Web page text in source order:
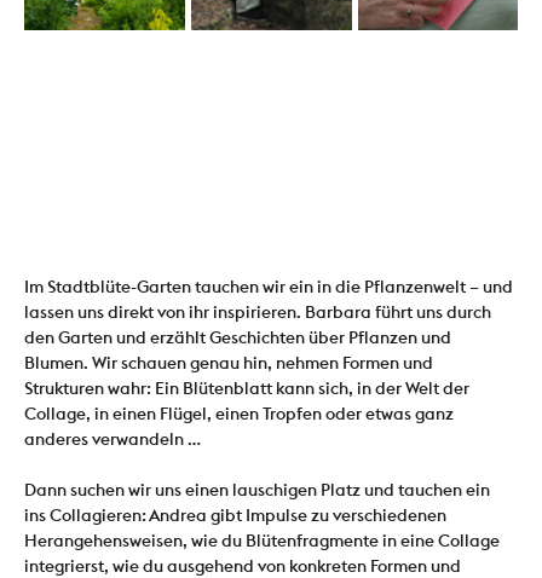
Im Stadtblüte-Garten tauchen wir ein in die Pflanzenwelt – und
lassen uns direkt von ihr inspirieren. Barbara führt uns durch
den Garten und erzählt Geschichten über Pflanzen und
Blumen. Wir schauen genau hin, nehmen Formen und
Strukturen wahr: Ein Blütenblatt kann sich, in der Welt der
Collage, in einen Flügel, einen Tropfen oder etwas ganz
anderes verwandeln …
Dann suchen wir uns einen lauschigen Platz und tauchen ein
ins Collagieren: Andrea gibt Impulse zu verschiedenen
Herangehensweisen, wie du Blütenfragmente in eine Collage
integrierst, wie du ausgehend von konkreten Formen und